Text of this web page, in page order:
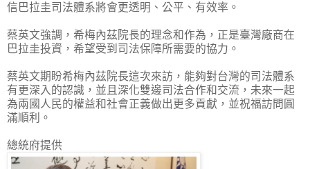
信巴拉圭司法體系將會更透明、公平、有效率。
蔡英文強調，希梅內茲院長的理念和作為，正是臺灣廠商在
巴拉圭投資，希望受到司法保障所需要的協力。
蔡英文期盼希梅內茲院長這次來訪，能夠對台灣的司法體系
有更深入的認識，並且深化雙邊司法合作和交流，未來一起
為兩國人民的權益和社會正義做出更多貢獻，並祝福訪問圓
滿順利。
總統府提供